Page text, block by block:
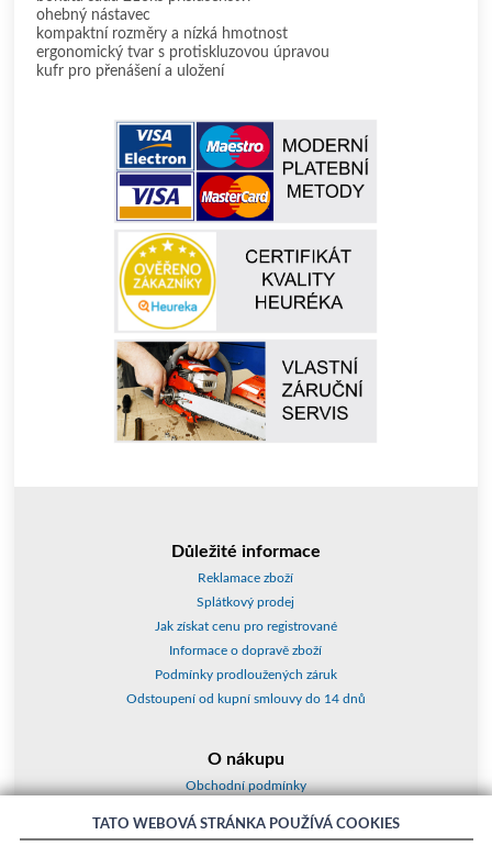
ohebný nástavec
kompaktní rozměry a nízká hmotnost
ergonomický tvar s protiskluzovou úpravou
kufr pro přenášení a uložení
Důležité informace
Reklamace zboží
Splátkový prodej
Jak získat cenu pro registrované
Informace o dopravě zboží
Podmínky prodloužených záruk
Odstoupení od kupní smlouvy do 14 dnů
O nákupu
Obchodní podmínky
TATO WEBOVÁ STRÁNKA POUŽÍVÁ COOKIES